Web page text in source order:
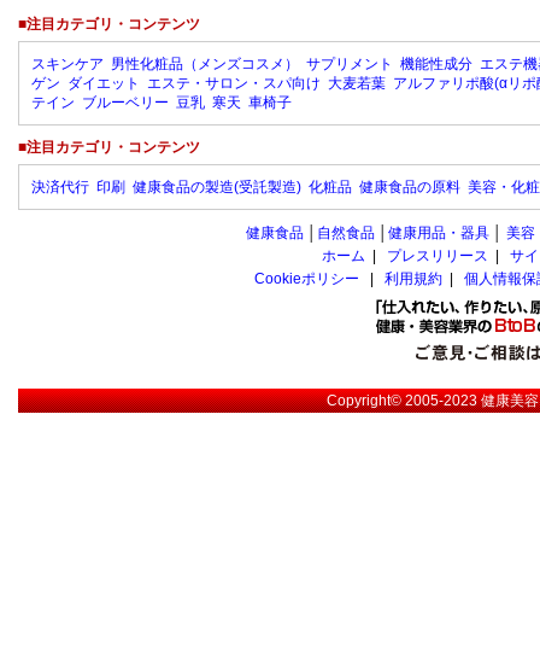
■注目カテゴリ・コンテンツ
スキンケア 男性化粧品（メンズコスメ） サプリメント 機能性成分 エステ
ゲン ダイエット エステ・サロン・スパ向け 大麦若葉 アルファリポ酸(αリポ
テイン ブルーベリー 豆乳 寒天 車椅子
■注目カテゴリ・コンテンツ
決済代行 印刷 健康食品の製造(受託製造) 化粧品 健康食品の原料 美容・化
健康食品 自然食品 健康用品・器具 美容
ホーム
プレスリリース
サ
Cookieポリシー
利用規約 個人情報
Copyright© 2005-2023健康美